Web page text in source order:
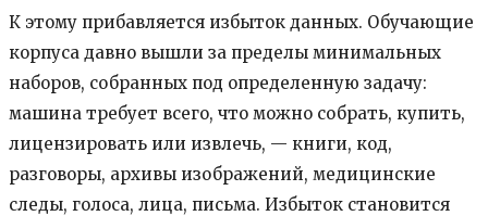
К этому прибавляется избыток данных. Обучающие
корпуса давно вышли за пределы минимальных
наборов, собранных под определенную задачу:
машина требует всего, что можно собрать, купить,
лицензировать или извлечь, — книги, код,
разговоры, архивы изображений, медицинские
следы, голоса, лица, письма. Избыток становится